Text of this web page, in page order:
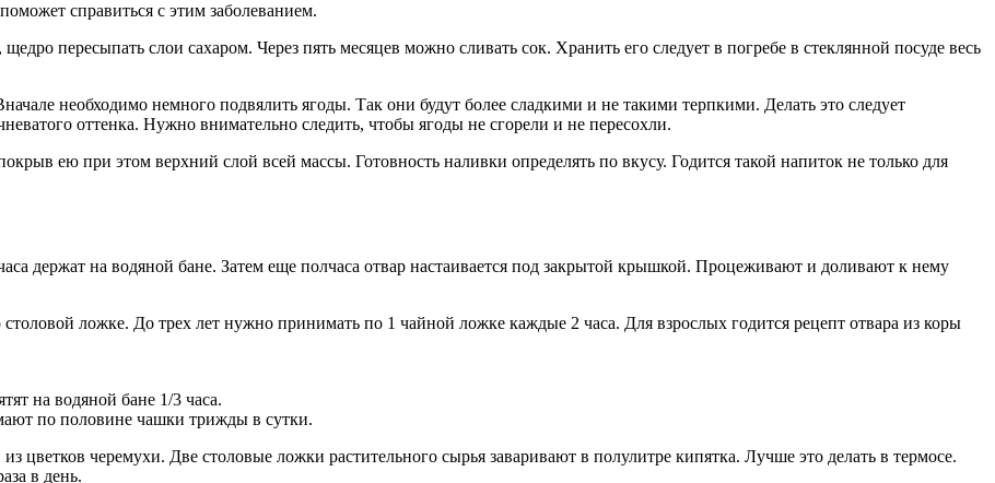
справиться с этим заболеванием.
пересыпать слои сахаром. Через пять месяцев можно сливать сок. Хранить его следует в погребе в стеклянной посуде весь
необходимо немного подвялить ягоды. Так они будут более сладкими и не такими терпкими. Делать это следует
оттенка. Нужно внимательно следить, чтобы ягоды не сгорели и не пересохли.
ею при этом верхний слой всей массы. Готовность наливки определять по вкусу. Годится такой напиток не только для
держат на водяной бане. Затем еще полчаса отвар настаивается под закрытой крышкой. Процеживают и доливают к нему
ложке. До трех лет нужно принимать по 1 чайной ложке каждые 2 часа. Для взрослых годится рецепт отвара из коры
на водяной бане 1/3 часа.
по половине чашки трижды в сутки.
цветков черемухи. Две столовые ложки растительного сырья заваривают в полулитре кипятка. Лучше это делать в термосе.
в день.